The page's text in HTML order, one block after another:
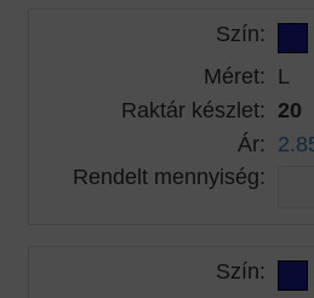
Szín:
Méret: L
Raktár készlet: 20
Ár:
Rendelt mennyiség:
Szín: